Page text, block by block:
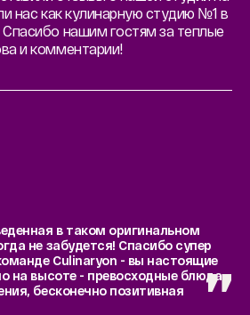
нас как кулинарную студию №1 в
Спасибо нашим гостям за теплые
и комментарии!
в таком оригинальном
не забудется! Спасибо супер
Culinaryon - вы настоящие
на высоте - превосходные блюда,
бесконечно позитивная